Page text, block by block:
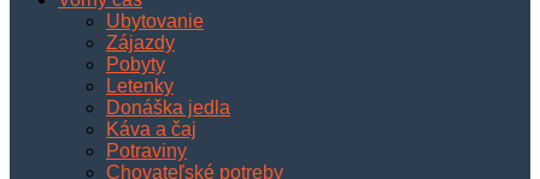
Ubytovanie
Zájazdy
Pobyty
Letenky
Donáška jedla
Káva a čaj
Potraviny
Chovateľské potreby